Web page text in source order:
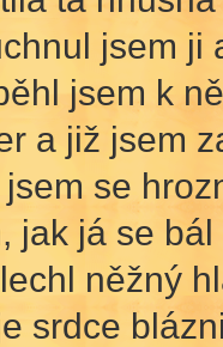
jsem ji
jsem k
a již jsem
se
jak já se
něžný
srdce